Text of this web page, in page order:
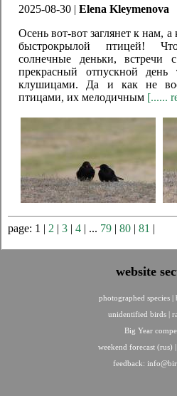
2025-08-30 | Elena Kleymenova
Осень вот-вот заглянет к нам,
быстрокрылой птицей!
солнечные деньки,
прекрасный отпускной день
клушицами. Да и как не
птицами, их мелодичным [......
page: 1 | 2 | 3 | 4 | ... 79 | 80 | 81 |
website
photographed species |
unidentified birds |
Big Year
weekend forecast (rus) |
feedback: